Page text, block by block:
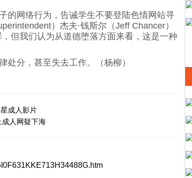
网络行为，告诫学生不要登陆色情网站寻
）杰夫·钱斯尔（Jeff Chancer）
但我们认为从道德堕落方面来看，这是一种
分，甚至失去工作。（杨柳）
成人影片
人网疑下海